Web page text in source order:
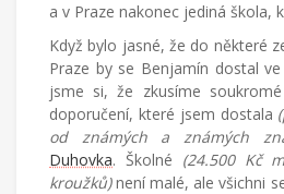
a v Praze nakonec jediná škola,
Když bylo jasné, že do některé
Praze by se Benjamín dostal
jsme si, že zkusíme
doporučení, které jsem dostala
od známých a známých
Duhovka. Školné (24.500 Kč
kroužků)není malé, ale všichni